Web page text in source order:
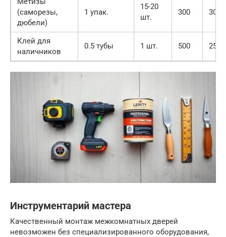
(саморезы,
дюбели)
1 упак.
15-20
шт.
300 300
Клей для
наличников
0.5 тубы 1 шт. 500 250
Инструментарий мастера
Качественный монтаж межкомнатных дверей
невозможен без специализированного оборудования,